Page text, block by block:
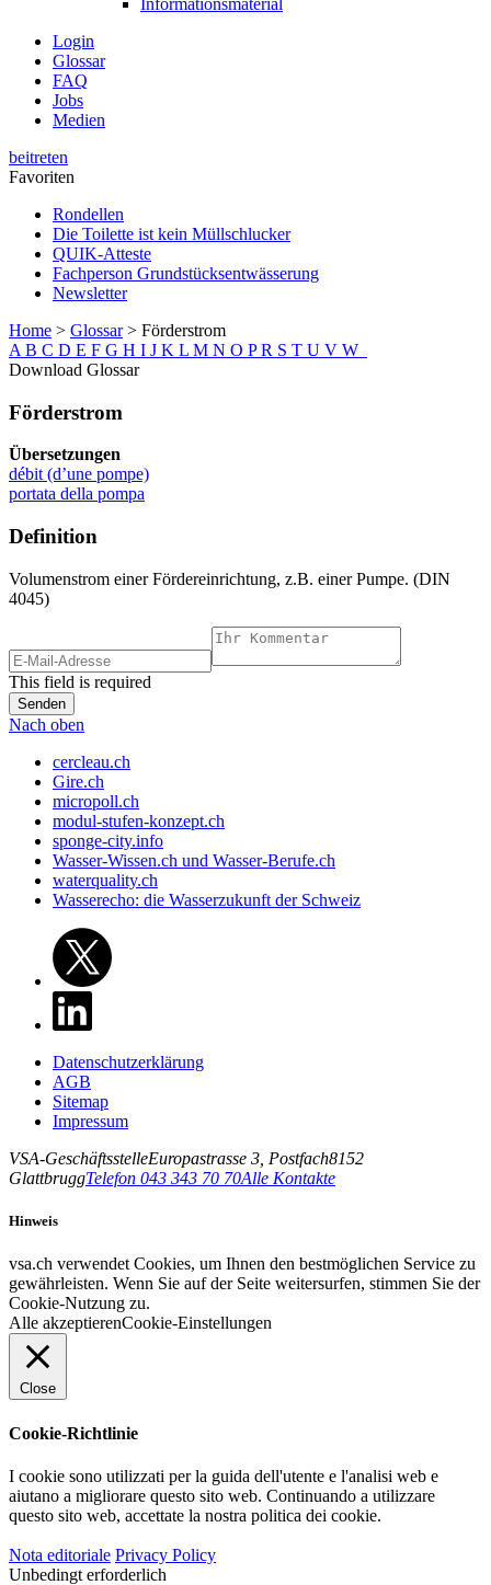
Informationsmaterial
Login
Glossar
FAQ
Jobs
Medien
beitreten
Favoriten
Rondellen
Die Toilette ist kein Müllschlucker
QUIK-Atteste
Fachperson Grundstücksentwässerung
Newsletter
Home > Glossar > Förderstrom
A B C D E F G H I J K L M N O PR S T U V W
Download Glossar
Förderstrom
Übersetzungen
débit (d’une pompe)
portata della pompa
Definition
Volumenstrom einer Fördereinrichtung, z.B. einer Pumpe. (DIN
4045)
This field is required
Nach oben
cercleau.ch
Gire.ch
micropoll.ch
modul-stufen-konzept.ch
sponge-city.info
Wasser-Wissen.ch und Wasser-Berufe.ch
waterquality.ch
Wasserecho: die Wasserzukunft der Schweiz
Datenschutzerklärung
AGB
Sitemap
Impressum
VSA-GeschäftsstelleEuropastrasse 3, Postfach8152
GlattbruggTelefon 043 343 70 70Alle Kontakte
Hinweis
vsa.ch verwendet Cookies, um Ihnen den bestmöglichen Service zu
gewährleisten. Wenn Sie auf der Seite weitersurfen, stimmen Sie der
Cookie-Nutzung zu.
Alle akzeptierenCookie-Einstellungen
Close
Cookie-Richtlinie
I cookie sono utilizzati per la guida dell'utente e l'analisi web e
aiutano a migliorare questo sito web. Continuando a utilizzare
questo sito web, accettate la nostra politica dei cookie.
Nota editoriale Privacy Policy
Unbedingt erforderlich